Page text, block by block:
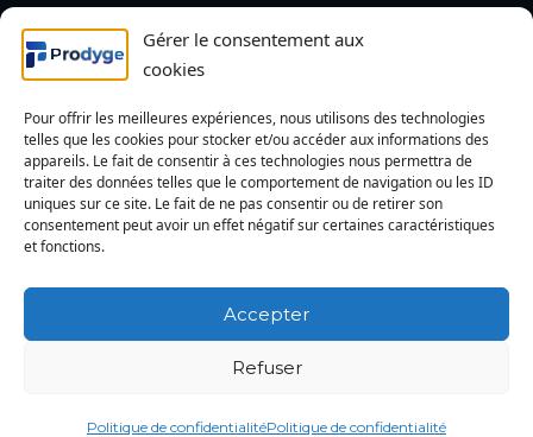
Gérer le consentement aux
cookies
Pour offrir les meilleures expériences, nous utilisons des technologies
telles que les cookies pour stocker et/ou accéder aux informations des
appareils. Le fait de consentir à ces technologies nous permettra de
traiter des données telles que le comportement de navigation ou les ID
uniques sur ce site. Le fait de ne pas consentir ou de retirer son
consentement peut avoir un effet négatif sur certaines caractéristiques
et fonctions.
Accepter
Refuser
Politique de confidentialitéPolitique de confidentialité
Demander une démo
Copyright©FACYLE-2025|